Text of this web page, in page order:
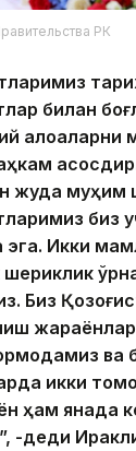
РК
билан
жуда муҳим
биз
эга. Икки
шериклик
Биз
ва
икки
ҳам янада
-деди